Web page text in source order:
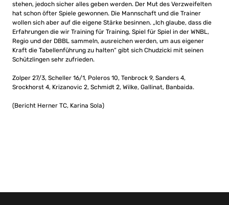
stehen, jedoch sicher alles geben werden. Der Mut des Verzweifelten
hat schon öfter Spiele gewonnen. Die Mannschaft und die Trainer
wollen sich aber auf die eigene Stärke besinnen. „Ich glaube, dass die
Erfahrungen die wir Training für Training, Spiel für Spiel in der WNBL,
Regio und der DBBL sammeln, ausreichen werden, um aus eigener
Kraft die Tabellenführung zu halten“ gibt sich Chudzicki mit seinen
Schützlingen sehr zufrieden.
Zolper 27/3, Scheller 16/1, Poleros 10, Tenbrock 9, Sanders 4,
Srockhorst 4, Krizanovic 2, Schmidt 2, Wilke, Gallinat, Banbaida.
(Bericht Herner TC, Karina Sola)